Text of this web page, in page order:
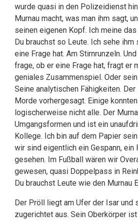
wurde quasi in den Polizeidienst
Murnau macht, was man ihm sagt,
seinen eigenen Kopf. Ich meine
Du brauchst so Leute. Ich sehe ihm
eine Frage hat. Am Stirnrunzeln.
frage, ob er eine Frage hat, fragt er
geniales Zusammenspiel. Oder sein
Seine analytischen Fähigkeiten. Der
Morde vorhergesagt. Einige
logischerweise nicht alle. Der
Umgangsformen und ist ein
Kollege. Ich bin auf dem Papier
wir sind eigentlich ein Gespann, ein
gesehen. Im Fußball wären wir
gewesen, quasi Doppelpass in
Du brauchst Leute wie den Murnau
Der Pröll liegt am Ufer der Isar und
zugerichtet aus. Sein Oberkörper